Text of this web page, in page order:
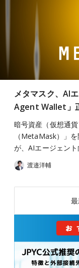
メタマスク、AI
Agent Wallet」
暗号資産（仮想通
（MetaMask）」
が、AIエージェン
渡邉洋輔